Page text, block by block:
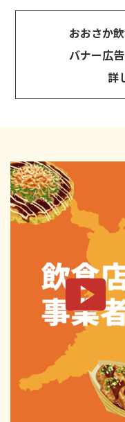
おおさか
バナー広
詳